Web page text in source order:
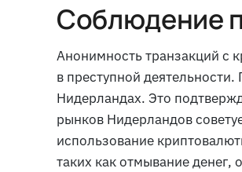
Соблюдение
Анонимность транзакций с
в преступной
Нидерландах. Это
рынков Нидерландов
использование
таких как отмывание